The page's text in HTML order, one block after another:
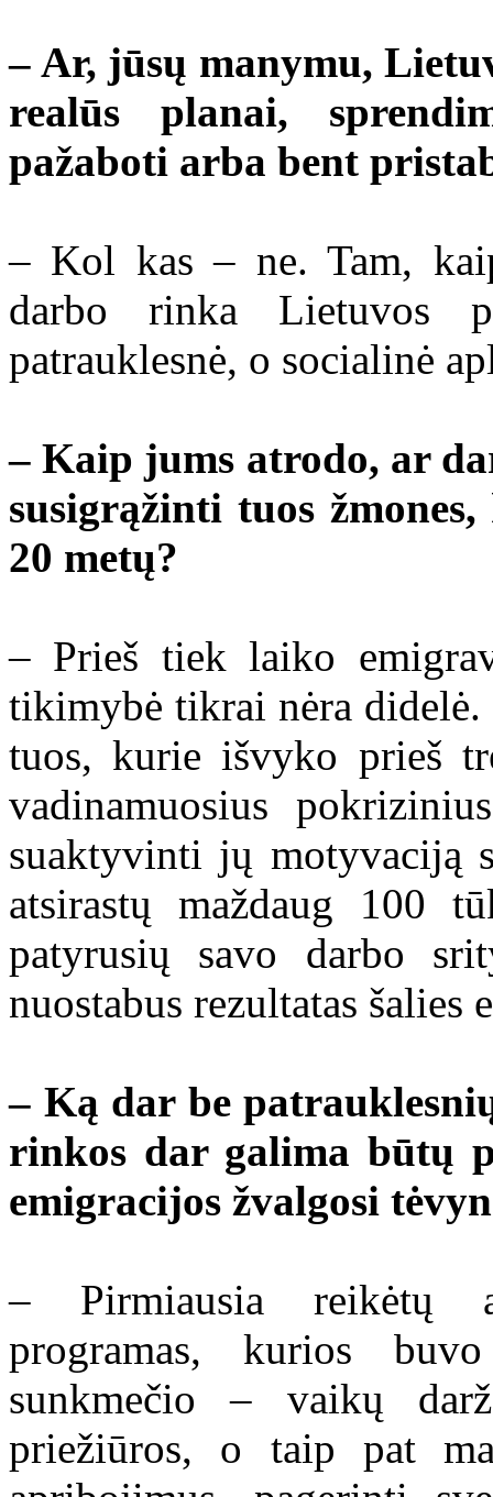
– Ar, jūsų manymu,
realūs planai,
pažaboti arba bent
– Kol kas – ne. Tam,
darbo rinka Lietuvos
patrauklesnė, o socialinė
– Kaip jums atrodo, ar
susigrąžinti tuos
20 metų?
– Prieš tiek laiko
tikimybė tikrai nėra
tuos, kurie išvyko prieš
vadinamuosius
suaktyvinti jų motyvaciją
atsirastų maždaug 100
patyrusių savo darbo
nuostabus rezultatas
– Ką dar be
rinkos dar galima būtų
emigracijos žvalgosi
– Pirmiausia reikėtų
programas, kurios
sunkmečio – vaikų
priežiūros, o taip pat